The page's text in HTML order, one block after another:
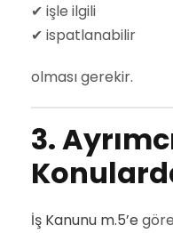
✔ işle ilgili
✔ ispatlanabilir
olması gerekir.
3.
İş Kanunu m.5’e